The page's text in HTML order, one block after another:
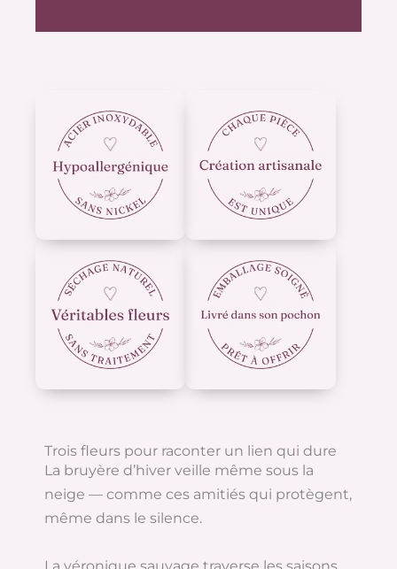
Trois fleurs pour raconter un lien qui dure
La bruyère d’hiver veille même sous la
neige — comme ces amitiés qui protègent,
même dans le silence.
La véronique sauvage traverse les saisons